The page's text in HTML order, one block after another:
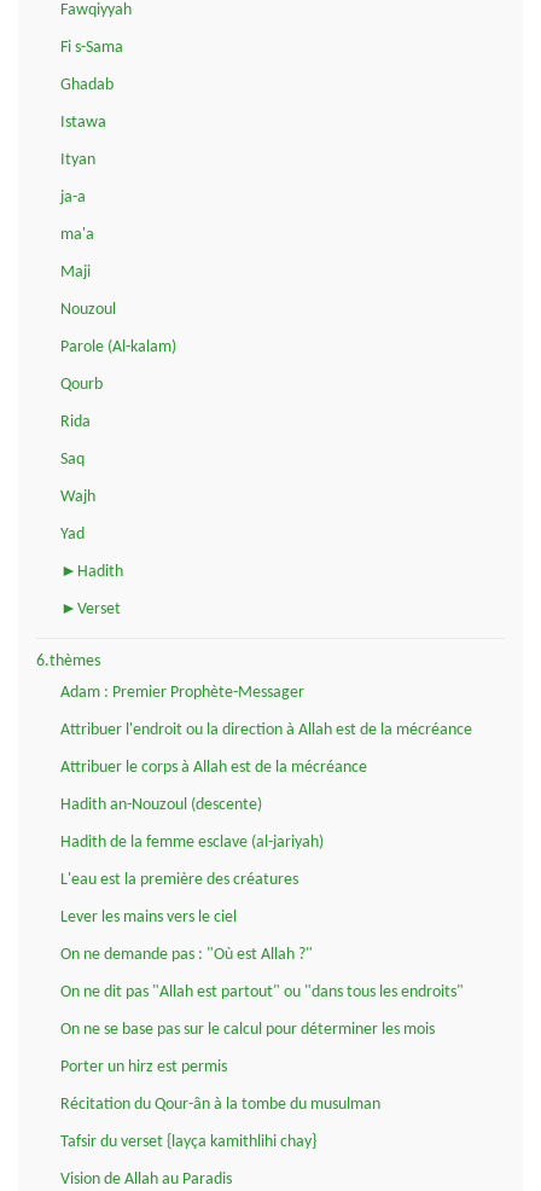
Fawqiyyah
Fi s-Sama
Ghadab
Istawa
Ityan
ja-a
ma'a
Maji
Nouzoul
Parole (Al-kalam)
Qourb
Rida
Saq
Wajh
Yad
►Hadith
►Verset
6.thèmes
Adam : Premier Prophète-Messager
Attribuer l'endroit ou la direction à Allah est de la mécréance
Attribuer le corps à Allah est de la mécréance
Hadith an-Nouzoul (descente)
Hadith de la femme esclave (al-jariyah)
L'eau est la première des créatures
Lever les mains vers le ciel
On ne demande pas : "Où est Allah ?"
On ne dit pas "Allah est partout" ou "dans tous les endroits"
On ne se base pas sur le calcul pour déterminer les mois
Porter un hirz est permis
Récitation du Qour-ân à la tombe du musulman
Tafsir du verset {layça kamithlihi chay}
Vision de Allah au Paradis